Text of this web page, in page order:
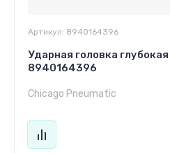
Артикул: 8940164396
Ударная головка глубокая
8940164396
Chicago Pneumatic